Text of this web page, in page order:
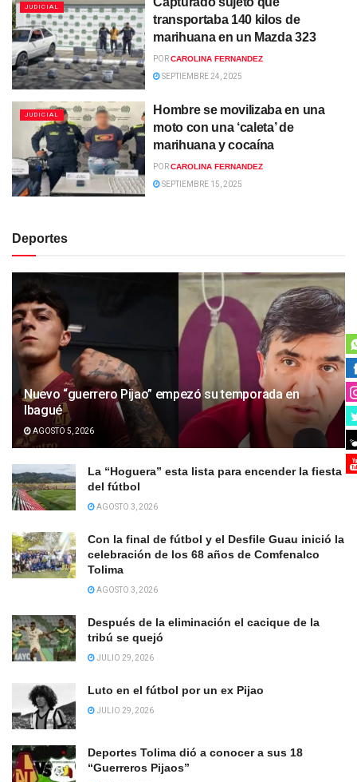
JUDICIAL
transportaba 140 kilos de
marihuana en un Mazda 323
PORCAROLINA FERNANDEZ
SEPTIEMBRE 24, 2025
JUDICIAL
Hombre se movilizaba en una
moto con una ‘caleta’ de
marihuana y cocaína
PORCAROLINA FERNANDEZ
SEPTIEMBRE 15, 2025
Deportes
Nuevo “guerrero Pijao” empezó su temporada en
Ibagué
AGOSTO 5, 2026
La “Hoguera” esta lista para encender la fiesta
del fútbol
AGOSTO 3, 2026
Con la final de fútbol y el Desfile Guau inició la
celebración de los 68 años de Comfenalco
Tolima
AGOSTO 3, 2026
Después de la eliminación el cacique de la
tribú se quejó
JULIO 29, 2026
Luto en el fútbol por un ex Pijao
JULIO 29, 2026
Deportes Tolima dió a conocer a sus 18
“Guerreros Pijaos”